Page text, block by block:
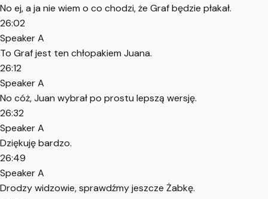
No ej, a ja nie wiem o co chodzi, że Graf będzie płakał.
26:02
Speaker A
To Graf jest ten chłopakiem Juana.
26:12
Speaker A
No cóż, Juan wybrał po prostu lepszą wersję.
26:32
Speaker A
Dziękuję bardzo.
26:49
Speaker A
Drodzy widzowie, sprawdźmy jeszcze Żabkę.